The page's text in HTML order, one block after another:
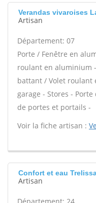
Verandas vivaroises
Artisan
Département: 07
Porte / Fenêtre en
roulant en aluminium
battant / Volet roulant
garage - Stores -
de portes et portails -
Voir la fiche artisan :
Confort et eau
Artisan